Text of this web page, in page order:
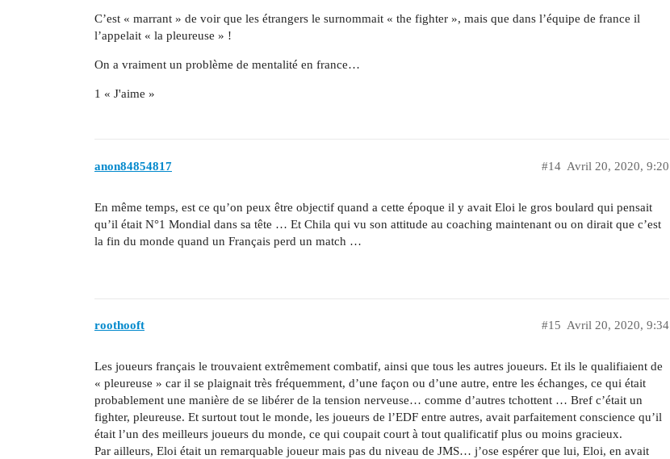
C’est « marrant » de voir que les étrangers le surnommait « the fighter », mais que dans l’équipe de france il
l’appelait « la pleureuse » !
On a vraiment un problème de mentalité en france…
1 « J'aime »
anon84854817 Avril 20, 2020, 9:20
#14
En même temps, est ce qu’on peux être objectif quand a cette époque il y avait Eloi le gros boulard qui pensait
qu’il était N°1 Mondial dans sa tête … Et Chila qui vu son attitude au coaching maintenant ou on dirait que c’est
la fin du monde quand un Français perd un match …
roothooft Avril 20, 2020, 9:34
#15
Les joueurs français le trouvaient extrêmement combatif, ainsi que tous les autres joueurs. Et ils le qualifiaient de
« pleureuse » car il se plaignait très fréquemment, d’une façon ou d’une autre, entre les échanges, ce qui était
probablement une manière de se libérer de la tension nerveuse… comme d’autres tchottent … Bref c’était un
fighter, pleureuse. Et surtout tout le monde, les joueurs de l’EDF entre autres, avait parfaitement conscience qu’il
était l’un des meilleurs joueurs du monde, ce qui coupait court à tout qualificatif plus ou moins gracieux.
Par ailleurs, Eloi était un remarquable joueur mais pas du niveau de JMS… j’ose espérer que lui, Eloi, en avait